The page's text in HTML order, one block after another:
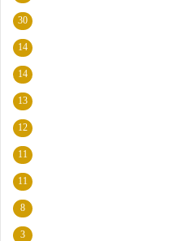
30
14
14
13
12
11
11
8
3